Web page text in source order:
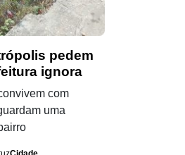
pedem
ignora
com
uma